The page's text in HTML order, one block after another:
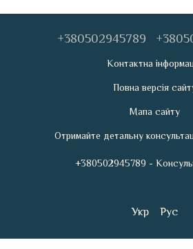
+380502945789
Контактна
Повна версія
Мапа сайту
Отримайте детальну
+380502945789 -
Укр Рус